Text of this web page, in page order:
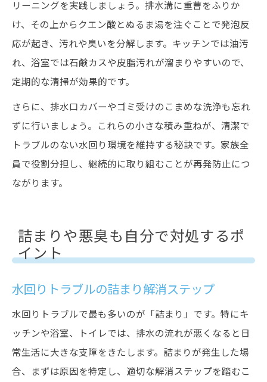
リーニングを実践しましょう。排水溝に重曹をふりか
け、その上からクエン酸とぬるま湯を注ぐことで発泡反
応が起き、汚れや臭いを分解します。キッチンでは油汚
れ、浴室では石鹸カスや皮脂汚れが溜まりやすいので、
定期的な清掃が効果的です。
さらに、排水口カバーやゴミ受けのこまめな洗浄も忘れ
ずに行いましょう。これらの小さな積み重ねが、清潔で
トラブルのない水回り環境を維持する秘訣です。家族全
員で役割分担し、継続的に取り組むことが再発防止につ
ながります。
詰まりや悪臭も自分で対処するポ
イント
水回りトラブルの詰まり解消ステップ
水回りトラブルで最も多いのが「詰まり」です。特にキ
ッチンや浴室、トイレでは、排水の流れが悪くなると日
常生活に大きな支障をきたします。詰まりが発生した場
合、まずは原因を特定し、適切な解消ステップを踏むこ